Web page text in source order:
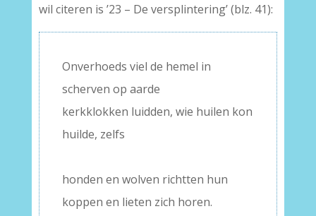
wil citeren is ’23 – De versplintering’ (blz. 41):
Onverhoeds viel de hemel in
scherven op aarde
kerkklokken luidden, wie huilen kon
huilde, zelfs
honden en wolven richtten hun
koppen en lieten zich horen.